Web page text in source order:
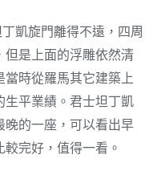
凱旋門離得不遠，四周
但是上面的浮雕依然清
當時從羅馬其它建築上
平業績。君士坦丁凱
的一座，可以看出早
完好，值得一看。